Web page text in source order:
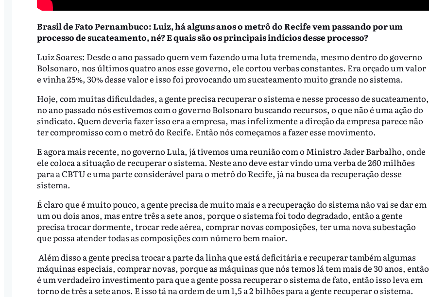
Brasil de Fato Pernambuco: Luiz, há alguns anos o metrô do Recife vem passando por um
processo de sucateamento, né? E quais são os principais indícios desse processo?
Luiz Soares: Desde o ano passado quem vem fazendo uma luta tremenda, mesmo dentro do governo
Bolsonaro, nos últimos quatro anos esse governo, ele cortou verbas constantes. Era orçado um valor
e vinha 25%, 30% desse valor e isso foi provocando um sucateamento muito grande no sistema.
Hoje, com muitas dificuldades, a gente precisa recuperar o sistema e nesse processo de sucateamento,
no ano passado nós estivemos com o governo Bolsonaro buscando recursos, o que não é uma ação do
sindicato. Quem deveria fazer isso era a empresa, mas infelizmente a direção da empresa parece não
ter compromisso com o metrô do Recife. Então nós começamos a fazer esse movimento.
E agora mais recente, no governo Lula, já tivemos uma reunião com o Ministro Jader Barbalho, onde
ele coloca a situação de recuperar o sistema. Neste ano deve estar vindo uma verba de 260 milhões
para a CBTU e uma parte considerável para o metrô do Recife, já na busca da recuperação desse
sistema.
É claro que é muito pouco, a gente precisa de muito mais e a recuperação do sistema não vai se dar em
um ou dois anos, mas entre três a sete anos, porque o sistema foi todo degradado, então a gente
precisa trocar dormente, trocar rede aérea, comprar novas composições, ter uma nova subestação
que possa atender todas as composições com número bem maior.
Além disso a gente precisa trocar a parte da linha que está deficitária e recuperar também algumas
máquinas especiais, comprar novas, porque as máquinas que nós temos lá tem mais de 30 anos, então
é um verdadeiro investimento para que a gente possa recuperar o sistema de fato, então isso leva em
torno de três a sete anos. E isso tá na ordem de um 1,5 a 2 bilhões para a gente recuperar o sistema.